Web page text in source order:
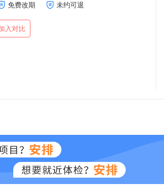
免费改期 未约可退
入对比